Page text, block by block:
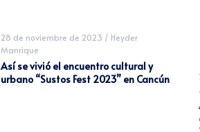
28 de noviembre de 2023 / Heyder
Manrique
Así se vivió el encuentro cultural y
urbano “Sustos Fest 2023” en Cancún